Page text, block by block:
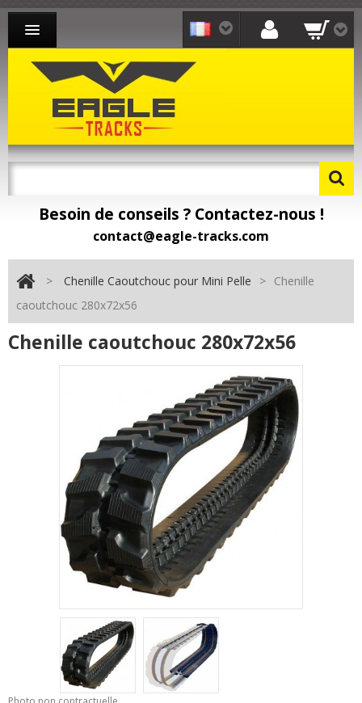
CHENILLE CAOUTCHOUC MINI-PELLE
CHENILLE CAOUTCHOUC CHARGEUR
CHENILLE CAOUTCHOUC TRANSPORTEUR
Besoin de pièces détachées ? Toomat !
Besoin de conseils ? Contactez-nous !
contact@eagle-tracks.com
> Chenille Caoutchouc pour Mini Pelle >
Chenille
caoutchouc 280x72x56
Chenille caoutchouc 280x72x56